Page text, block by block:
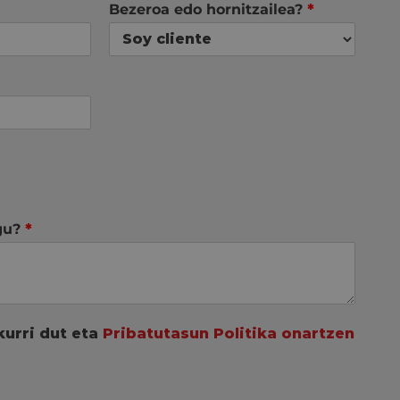
Bezeroa edo hornitzailea? *
*
dut eta Pribatutasun Politika onartzen